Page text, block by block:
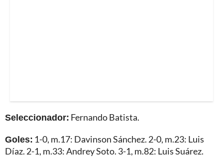
Seleccionador: Fernando Batista.
Goles: 1-0, m.17: Davinson Sánchez. 2-0, m.23: Luis
Díaz. 2-1, m.33: Andrey Soto. 3-1, m.82: Luis Suárez.